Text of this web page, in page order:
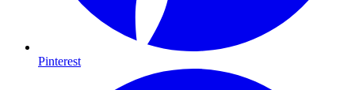
Pinterest